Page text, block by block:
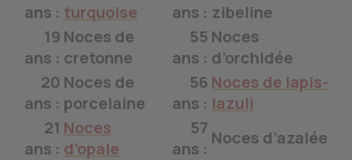
ans : turquoise
ans : zibeline
19
ans :
Noces de
cretonne
55
ans :
Noces
d’orchidée
20
ans :
Noces de
porcelaine
56
ans :
Noces de lapis-
lazuli
21
ans :
Noces
d’opale
57
ans :
Noces d’azalée